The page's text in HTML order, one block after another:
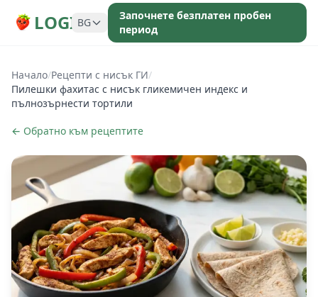
LOGI BG
Започнете безплатен пробен
период
Начало/Рецепти с нисък ГИ/
Пилешки фахитас с нисък гликемичен индекс и
пълнозърнести тортили
← Обратно към рецептите